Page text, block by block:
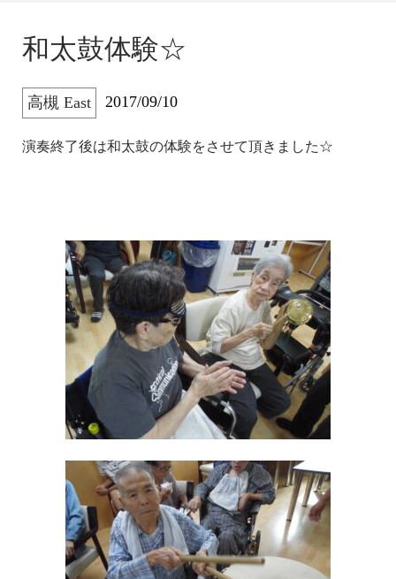
和太鼓体験☆
高槻 East 2017/09/10
演奏終了後は和太鼓の体験をさせて頂きました☆